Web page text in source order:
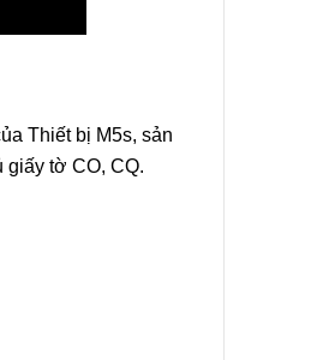
Thiết bị M5s, sản
tờ CO, CQ.